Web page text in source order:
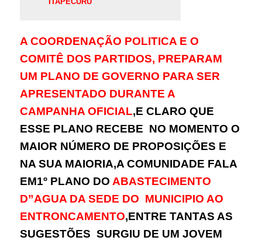
A COORDENAÇÃO POLITICA E O
COMITÊ DOS PARTIDOS, PREPARAM
UM PLANO DE GOVERNO PARA SER
APRESENTADO DURANTE A
CAMPANHA OFICIAL,E CLARO QUE
ESSE PLANO RECEBE NO MOMENTO O
MAIOR NÚMERO DE PROPOSIÇÕES E
NA SUA MAIORIA,A COMUNIDADE FALA
EM1º PLANO DO ABASTECIMENTO
D”AGUA DA SEDE DO MUNICIPIO AO
ENTRONCAMENTO,ENTRE TANTAS AS
SUGESTÕES SURGIU DE UM JOVEM